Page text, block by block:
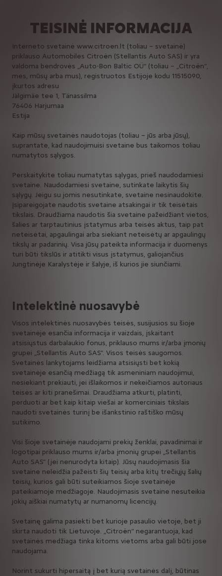
TEISINĖ INFORMACIJA
Interneto svetainė www.citroen.lt (toliau – svetainė)
priklauso Automobiles Citroën (Stellantis Auto SAS) ir yra
valdoma bendrovės „Auto-Bon Baltic OÜ“ (toliau – „Citroën“,
mes, mūsų arba mus), registruotos Estijoje kodu 11515090,
įkurtos adresu
Jälgimäe tee 1, Tänassilma
76406 Harjumaa
Estija
Kaip mūsų svetainės naudotojas (toliau – jūs arba jūsų),
suprantate, kad naudojimuisi svetaine bus taikomos toliau
numatytos sąlygos.
Perskaitykite toliau numatytas sąlygas, prieš naudodamiesi
svetaine. Naudodamiesi svetaine, sutinkate laikytis šių
sąlygų. Jeigu su jomis nesutinkate, svetaine nesinaudokite.
Įsipareigojate naudotis svetaine atsakingai ir tik teisėtais
tikslais. Draudžiama naudotis šia svetaine pažeidžiant vietos,
šalies ar tarptautinius įstatymus arba teisės aktus, taip pat
neteisėtai, apgaulingai arba siekiant neteisėtų ar apgaulingų
tikslų ar padarinių. Visa jūsų pateikta informacija ir duomenys
turi būti tikslūs ir atitikti visus įstatymus, galiojančius
Jungtinėje Karalystėje ir šalyje, iš kurios jie siunčiami.
Intelektinė nuosavybė
Visos intelektinės nuosavybės teisės, susijusios su šioje
svetainėje esančia informacija ir vaizdais, įskaitant
atsisiųstus darbalaukio fonus, priklauso mums ir/arba įmonių
grupei „Stellantis Auto SAS”. Visos teisės saugomos.
Svetainės lankytojams leidžiama atsisiųsti bet kokią
svetainėje esančią medžiagą tik asmeniniam naudojimui,
nesiekiant prekiauti, jei išlaikomos ir nekeičiamos autoriaus
teisės ar kiti pranešimai. Draudžiama atkurti, platinti,
perduoti ar bet kaip kitaip viešai ar komerciniais tikslais
naudoti svetainės turinį be išankstinio raštiško mūsų
sutikimo.
Visi šioje svetainėje naudojami prekių ženklai, pavadinimai ir
logotipai priklauso mums ir/arba įmonių grupei „Stellantis
Auto SAS” (jei nenurodyta kitaip). Jūsų naudojimasis šia
svetaine neleidžia pažeisti šių teisių arba kitų trečiųjų šalių
teisių, kurios gali būti suteikiamos šioje svetainėje
pateikiamoje medžiagoje. Naudojimasis svetaine nesuteikia
jokių aiškiai numatytų ar numanomų licencijų.
Svetainę galima pasiekti bet kurioje pasaulio vietoje, bet ji
skirta naudoti tik Lietuvoje. „Citroën“ negarantuoja, kad
svetainės medžiaga tinka kitoms vietoms arba gali būti jose
naudojama.
Norint sukurti hipersaitą į bet kurią svetainės dalį, būtinas